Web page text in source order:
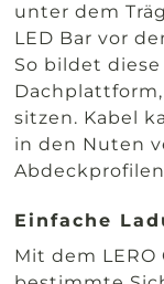
unter dem
LED Bar vor
So bildet
sitzen. Kabel
in den Nuten
Einfache
Mit dem